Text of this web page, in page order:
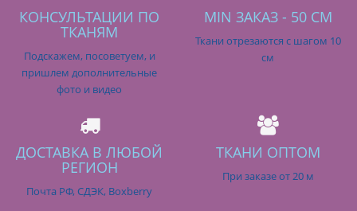
КОНСУЛЬТАЦИИ ПО
ТКАНЯМ
Подскажем, посоветуем, и
пришлем дополнительные
фото и видео
MIN ЗАКАЗ - 50 СМ
Ткани отрезаются с шагом 10
см
ДОСТАВКА В ЛЮБОЙ
РЕГИОН
Почта РФ, СДЭК, Boxberry
ТКАНИ ОПТОМ
При заказе от 20 м